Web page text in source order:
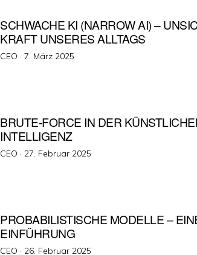
SCHWACHE KI (NARROW AI) –
KRAFT UNSERES ALLTAGS
CEO ·Veröffentlicht
7. März 2025
BRUTE-FORCE IN DER
INTELLIGENZ
CEO · Veröffentlicht
27. Februar 2025
PROBABILISTISCHE MODELLE –
EINFÜHRUNG
CEO · Veröffentlicht
26. Februar 2025